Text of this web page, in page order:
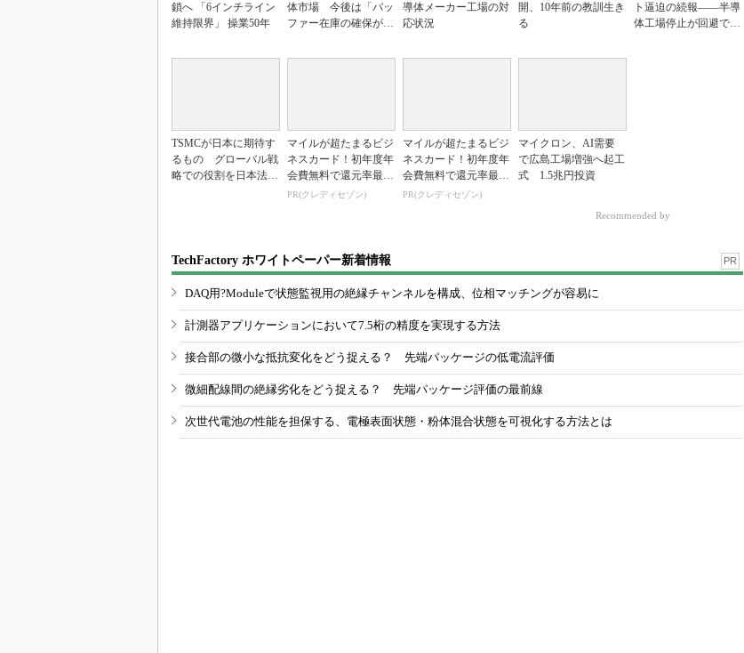
鎖へ 「6インチライン
維持限界」 操業50年
体市場 今後は「バッ
ファー在庫の確保が重
導体メーカー工場の対
応状況
開、10年前の教訓生き
る
ト逼迫の続報――半導
体工場停止が回避でき
TSMCが日本に期待す
るもの グローバル戦
略での役割を日本法人
マイルが超たまるビジ
ネスカード！初年度年
会費無料で還元率最大
1.125%
PR(クレディセゾン)
マイルが超たまるビジ
ネスカード！初年度年
会費無料で還元率最大
1.125%
PR(クレディセゾン)
マイクロン、AI需要
で広島工場増強へ起工
式 1.5兆円投資
Recommended by
TechFactory ホワイトペーパー新着情報 PR
DAQ用?Moduleで状態監視用の絶縁チャンネルを構成、位相マッチングが容易に
計測器アプリケーションにおいて7.5桁の精度を実現する方法
接合部の微小な抵抗変化をどう捉える？ 先端パッケージの低電流評価
微細配線間の絶縁劣化をどう捉える？ 先端パッケージ評価の最前線
次世代電池の性能を担保する、電極表面状態・粉体混合状態を可視化する方法とは